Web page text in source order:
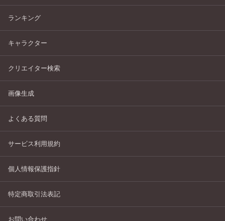
ランキング
キャラクター
クリエイター検索
画像生成
よくある質問
サービス利用規約
個人情報保護指針
特定商取引法表記
お問い合わせ